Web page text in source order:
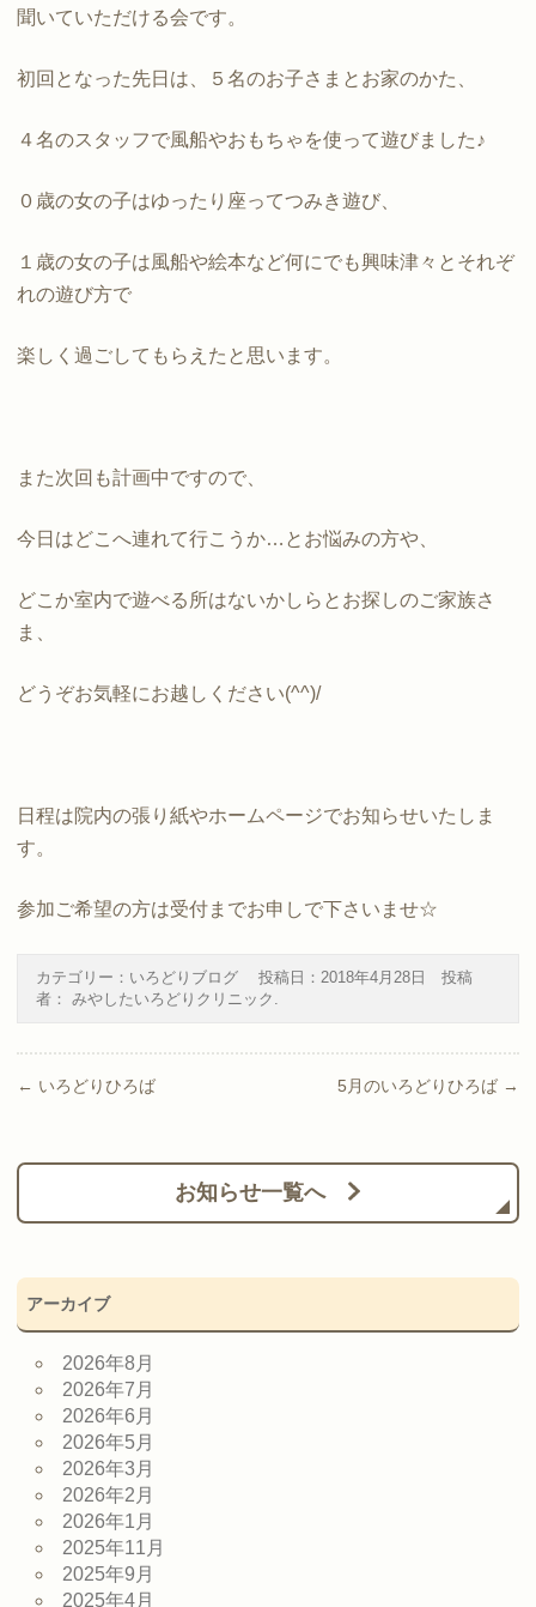
聞いていただける会です。
初回となった先日は、５名のお子さまとお家のかた、
４名のスタッフで風船やおもちゃを使って遊びました♪
０歳の女の子はゆったり座ってつみき遊び、
１歳の女の子は風船や絵本など何にでも興味津々とそれぞ
れの遊び方で
楽しく過ごしてもらえたと思います。
また次回も計画中ですので、
今日はどこへ連れて行こうか…とお悩みの方や、
どこか室内で遊べる所はないかしらとお探しのご家族さ
ま、
どうぞお気軽にお越しください(^^)/
日程は院内の張り紙やホームページでお知らせいたしま
す。
参加ご希望の方は受付までお申しで下さいませ☆
カテゴリー： いろどりブログ 投稿日： 2018年4月28日
投稿
者： みやしたいろどりクリニック
Post navigation
← いろどりひろば 5月のいろどりひろば →
お知らせ一覧へ
アーカイブ
2026年8月
2026年7月
2026年6月
2026年5月
2026年3月
2026年2月
2026年1月
2025年11月
2025年9月
2025年4月